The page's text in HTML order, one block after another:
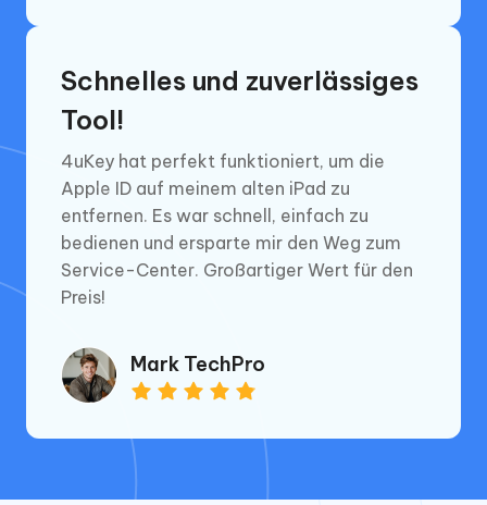
Schnelles und zuverlässiges
Tool!
4uKey hat perfekt funktioniert, um die
Apple ID auf meinem alten iPad zu
entfernen. Es war schnell, einfach zu
bedienen und ersparte mir den Weg zum
Service-Center. Großartiger Wert für den
Preis!
Mark TechPro